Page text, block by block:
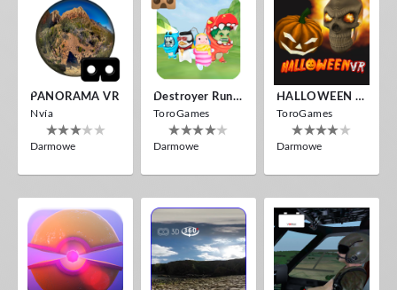
PANORAMA VR
Nvía
Darmowe
Destroyer Run VR
ToroGames
Darmowe
HALLOWEEN VR
ToroGames
Darmowe